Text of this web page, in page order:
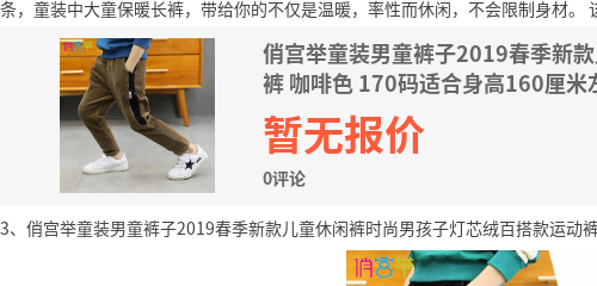
条，童装中大童保暖长裤，带给你的不仅是温暖，率性而休闲，不会限制身材。
俏宫举童装男童裤子2019春季新
裤 咖啡色 170码适合身高160厘米
暂无报价
0评论
3、俏宫举童装男童裤子2019春季新款儿童休闲裤时尚男孩子灯芯绒百搭款运动